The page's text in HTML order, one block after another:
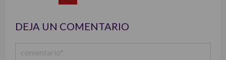
DEJA UN COMENTARIO